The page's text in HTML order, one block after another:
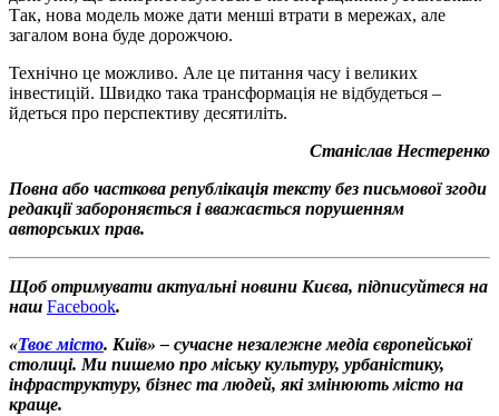
Так, нова модель може дати менші втрати в мережах, але
загалом вона буде дорожчою.
Технічно це можливо. Але це питання часу і великих
інвестицій. Швидко така трансформація не відбудеться –
йдеться про перспективу десятиліть.
Станіслав Нестеренко
Повна або часткова републікація тексту без письмової згоди
редакції забороняється і вважається порушенням
авторських прав.
Щоб отримувати актуальні новини Києва, підписуйтеся на
наш Facebook.
«Твоє місто. Київ» – сучасне незалежне медіа європейської
столиці. Ми пишемо про міську культуру, урбаністику,
інфраструктуру, бізнес та людей, які змінюють місто на
краще.